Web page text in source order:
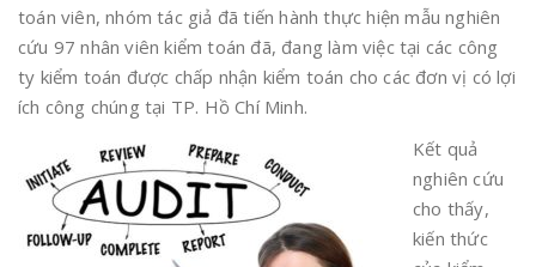
toán viên, nhóm tác giả đã tiến hành thực hiện mẫu nghiên
cứu 97 nhân viên kiểm toán đã, đang làm việc tại các công
ty kiểm toán được chấp nhận kiểm toán cho các đơn vị có lợi
ích công chúng tại TP. Hồ Chí Minh.
Kết quả
nghiên cứu
cho thấy,
kiến thức